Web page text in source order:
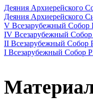
Деяния Архиерейского
Деяния Архиерейского
V Всезарубежный
IV Всезарубежный
II Всезарубежный Собор
I Всезарубежный Собор